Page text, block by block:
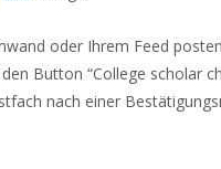
oder Ihrem Feed
Button “College scholar
nach einer